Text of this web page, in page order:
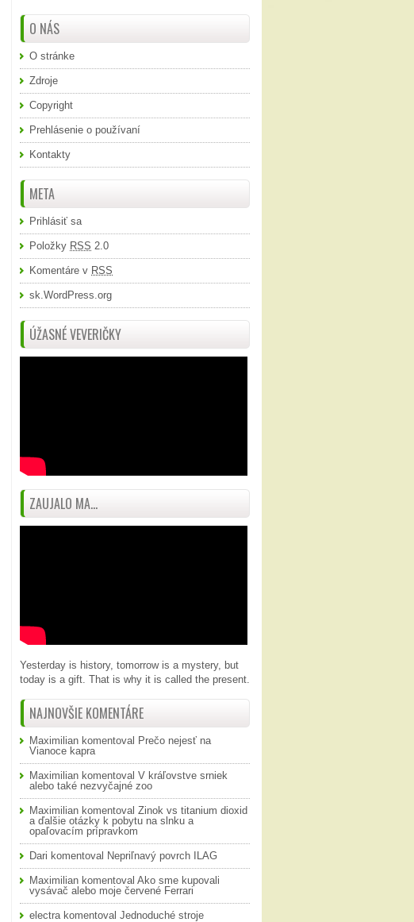
O NÁS
O stránke
Zdroje
Copyright
Prehlásenie o používaní
Kontakty
META
Prihlásiť sa
Položky RSS 2.0
Komentáre v RSS
sk.WordPress.org
ÚŽASNÉ VEVERIČKY
ZAUJALO MA...
Yesterday is history, tomorrow is a mystery, but
today is a gift. That is why it is called the present.
NAJNOVŠIE KOMENTÁRE
Maximilian komentoval Prečo nejesť na
Vianoce kapra
Maximilian komentoval V kráľovstve srniek
alebo také nezvyčajné zoo
Maximilian komentoval Zinok vs titanium dioxid
a ďalšie otázky k pobytu na slnku a
opaľovacím prípravkom
Dari komentoval Nepriľnavý povrch ILAG
Maximilian komentoval Ako sme kupovali
vysávač alebo moje červené Ferrari
electrakomentoval Jednoduché stroje